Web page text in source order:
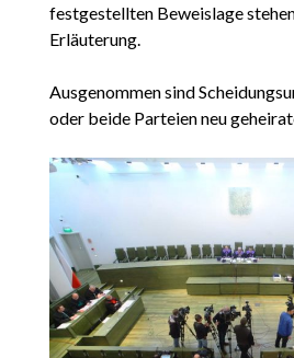
festgestellten Beweislage
Erläuterung.
Ausgenommen sind
oder beide Parteien neu